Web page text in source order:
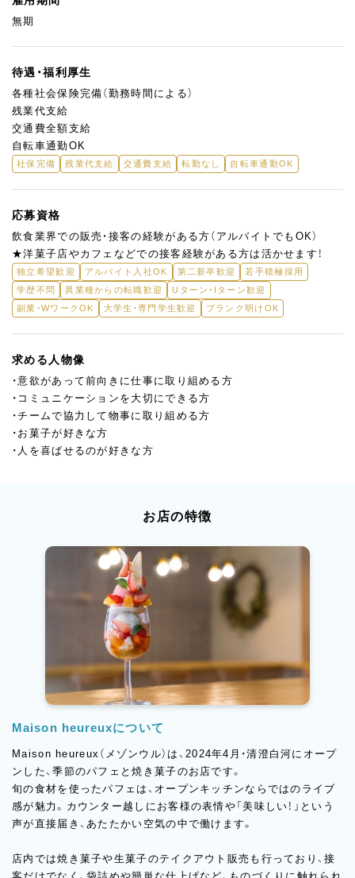
お客様との距離が近いカウンター中心のお店のため、「人と接する
ことが好きな方」「丁寧な仕事をしたい方」に向いている環境で
す。
応募ください。
無期
待遇・福利厚生
各種社会保険完備（勤務時間による）
残業代支給
交通費全額支給
自転車通勤OK
社保完備 残業代支給 交通費支給 転勤なし 自転車通勤OK
応募資格
飲食業界での販売・接客の経験がある方（アルバイトでもOK）
★洋菓子店やカフェなどでの接客経験がある方は活かせます！
独立希望歓迎 アルバイト入社OK 第二新卒歓迎
若手積極採用
学歴不問
異業種からの転職歓迎
Uターン・Iターン歓迎
副業・WワークOK
大学生・専門学生歓迎 ブランク明けOK
求める人物像
・意欲があって前向きに仕事に取り組める方
・コミュニケーションを大切にできる方
・チームで協力して物事に取り組める方
・お菓子が好きな方
・人を喜ばせるのが好きな方
お店の特徴
Maison heureuxについて
Maison heureux（メゾンウル）は、2024年4月・清澄白河にオープ
ンした、季節のパフェと焼き菓子のお店です。
旬の食材を使ったパフェは、オープンキッチンならではのライブ
感が魅力。カウンター越しにお客様の表情や「美味しい！」という
声が直接届き、あたたかい空気の中で働けます。
店内では焼き菓子や生菓子のテイクアウト販売も行っており、接